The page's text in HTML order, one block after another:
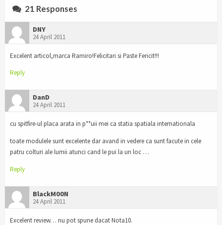
21 Responses
DNY
24 April 2011
Excelent articol,marca Ramiro!Felicitari si Paste Fericit!!!
Reply
DanD
24 April 2011
cu spitfire-ul placa arata in p**uii mei ca statia spatiala internationala
toate modulele sunt excelente dar avand in vedere ca sunt facute in cele
patru colturi ale lumii atunci cand le pui la un loc …
Reply
BlackM00N
24 April 2011
Excelent review… nu pot spune dacat Nota10.